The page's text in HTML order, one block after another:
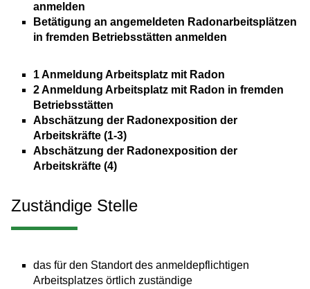
anmelden
Betätigung an angemeldeten Radonarbeitsplätzen
in fremden Betriebsstätten anmelden
1 Anmeldung Arbeitsplatz mit Radon
2 Anmeldung Arbeitsplatz mit Radon in fremden
Betriebsstätten
Abschätzung der Radonexposition der
Arbeitskräfte (1-3)
Abschätzung der Radonexposition der
Arbeitskräfte (4)
Zuständige Stelle
das für den Standort des anmeldepflichtigen
Arbeitsplatzes örtlich zuständige